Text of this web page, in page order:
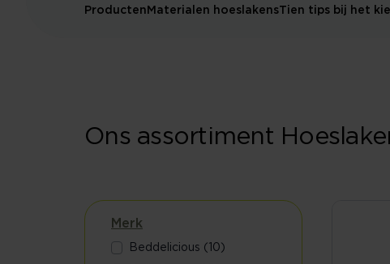
Producten Materialen hoeslakensTien tips bij het
Ons assortiment
Merk
Beddelicious (10)